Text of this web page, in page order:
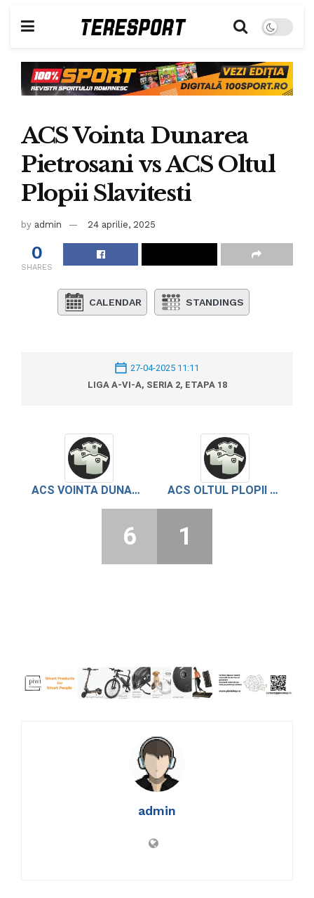
ACS Vointa Dunarea
Pietrosani vs ACS Oltul
Plopii Slavitesti
by admin 24 aprilie, 2025
0
SHARES
CALENDAR STANDINGS
27-04-2025 11:11
LIGA A-VI-A, SERIA 2, ETAPA 18
ACS VOINTA DUNAREA PIETROSANI ACS OLTUL PLOPII SLAVITESTI
6 1
admin